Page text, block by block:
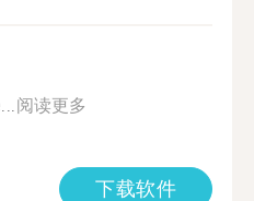
阅读更多
下载软件